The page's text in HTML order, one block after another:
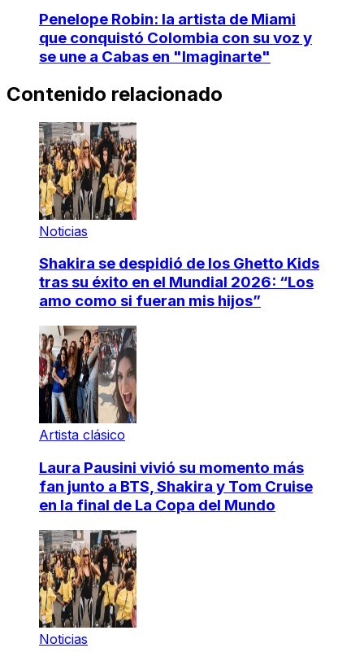
Penelope Robin: la artista de Miami
que conquistó Colombia con su voz y
se une a Cabas en "Imaginarte"
Contenido relacionado
Noticias
Shakira se despidió de los Ghetto Kids
tras su éxito en el Mundial 2026: “Los
amo como si fueran mis hijos”
Artista clásico
Laura Pausini vivió su momento más
fan junto a BTS, Shakira y Tom Cruise
en la final de La Copa del Mundo
Noticias